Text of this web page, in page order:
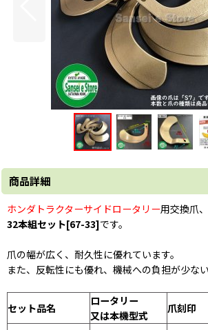
商品詳細
ホンダトラクターサイドロータリー用交換爪、
32本組セット[67-33]です。
爪の幅が広く、耐久性に優れています。
また、反転性にも優れ、機械への負担が少ない
セット品名
ロータリー
又は本機型式
爪刻印